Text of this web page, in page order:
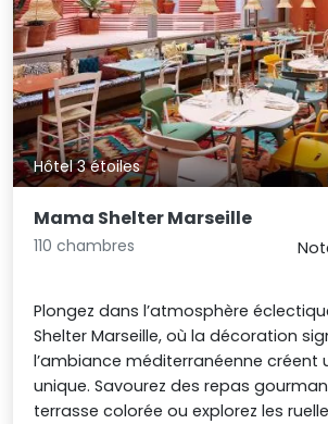
Hôtel 3 étoiles
Mama Shelter Marseille
110 chambres
Plongez dans l’atmosphère
Shelter Marseille, où la décoration
l’ambiance méditerranéenne créent
unique. Savourez des repas
terrasse colorée ou explorez les